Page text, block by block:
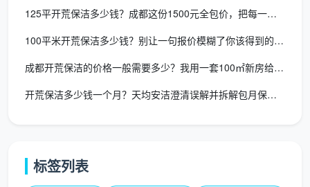
你家人的健康和装修寿命
这一关是绝大多数业主在问“成都开荒保洁公司哪家
低价开荒团队为省成本，常使用强酸类廉价清洁
感的小孩和老人更是持续的刺激。
125平开荒保洁多少钱？成都这份1500元全包价，把每一分都
100平米开荒保洁多少钱？别让一句报价模糊了你该得到的服务
成都开荒保洁的价格一般需要多少？我用一套100㎡新房给你算了
开荒保洁多少钱一个月？天均安洁澄清误解并拆解包月保洁真实费用
标签列表